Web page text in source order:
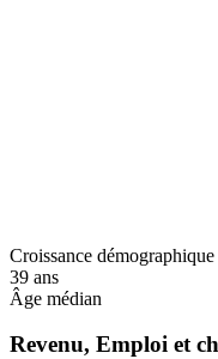
Croissance démographique
39 ans
Âge médian
Revenu, Emploi et